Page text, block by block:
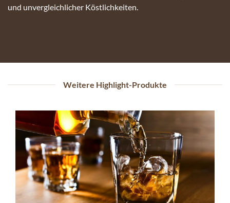
und unvergleichlicher Köstlichkeiten.
Weitere Highlight-Produkte